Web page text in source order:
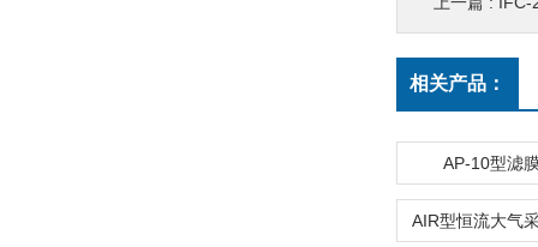
相关产品：
AP-10型滤